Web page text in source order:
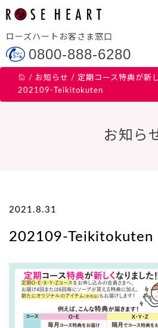
ローズハートお客さま窓口
0800-888-6280
/ お知らせ / 定期コース特典が新
202109-Teikitokuten
お知ら
2021.8.31
202109-Teikitokuten